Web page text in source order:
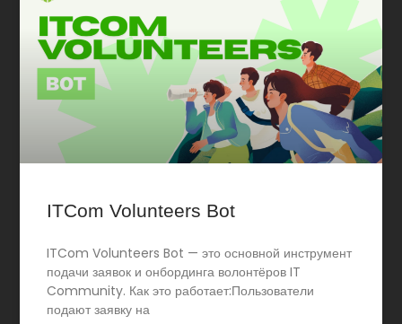
ITCom Volunteers Bot
ITCom Volunteers Bot — это основной инструмент
подачи заявок и онбординга волонтёров IT
Community. Как это работает:Пользователи
подают заявку на